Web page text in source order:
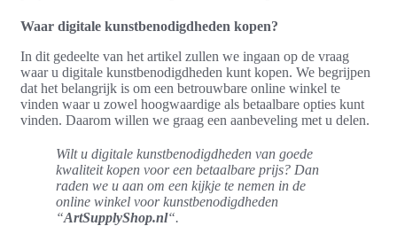
Waar digitale kunstbenodigdheden kopen?
In dit gedeelte van het artikel zullen we ingaan op de vraag
waar u digitale kunstbenodigdheden kunt kopen. We begrijpen
dat het belangrijk is om een betrouwbare online winkel te
vinden waar u zowel hoogwaardige als betaalbare opties kunt
vinden. Daarom willen we graag een aanbeveling met u delen.
Wilt u digitale kunstbenodigdheden van goede
kwaliteit kopen voor een betaalbare prijs? Dan
raden we u aan om een kijkje te nemen in de
online winkel voor kunstbenodigdheden
“ArtSupplyShop.nl“.